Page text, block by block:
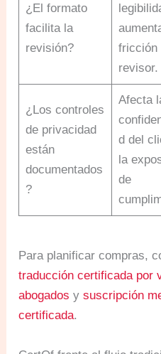
¿El formato
facilita la
revisión?
fricción
revisor.
¿Los controles
de privacidad
están
documentados
?
Afecta
d del
la
de
Para planificar compras,
traducción certificada por
abogados ysuscripción
certificada.